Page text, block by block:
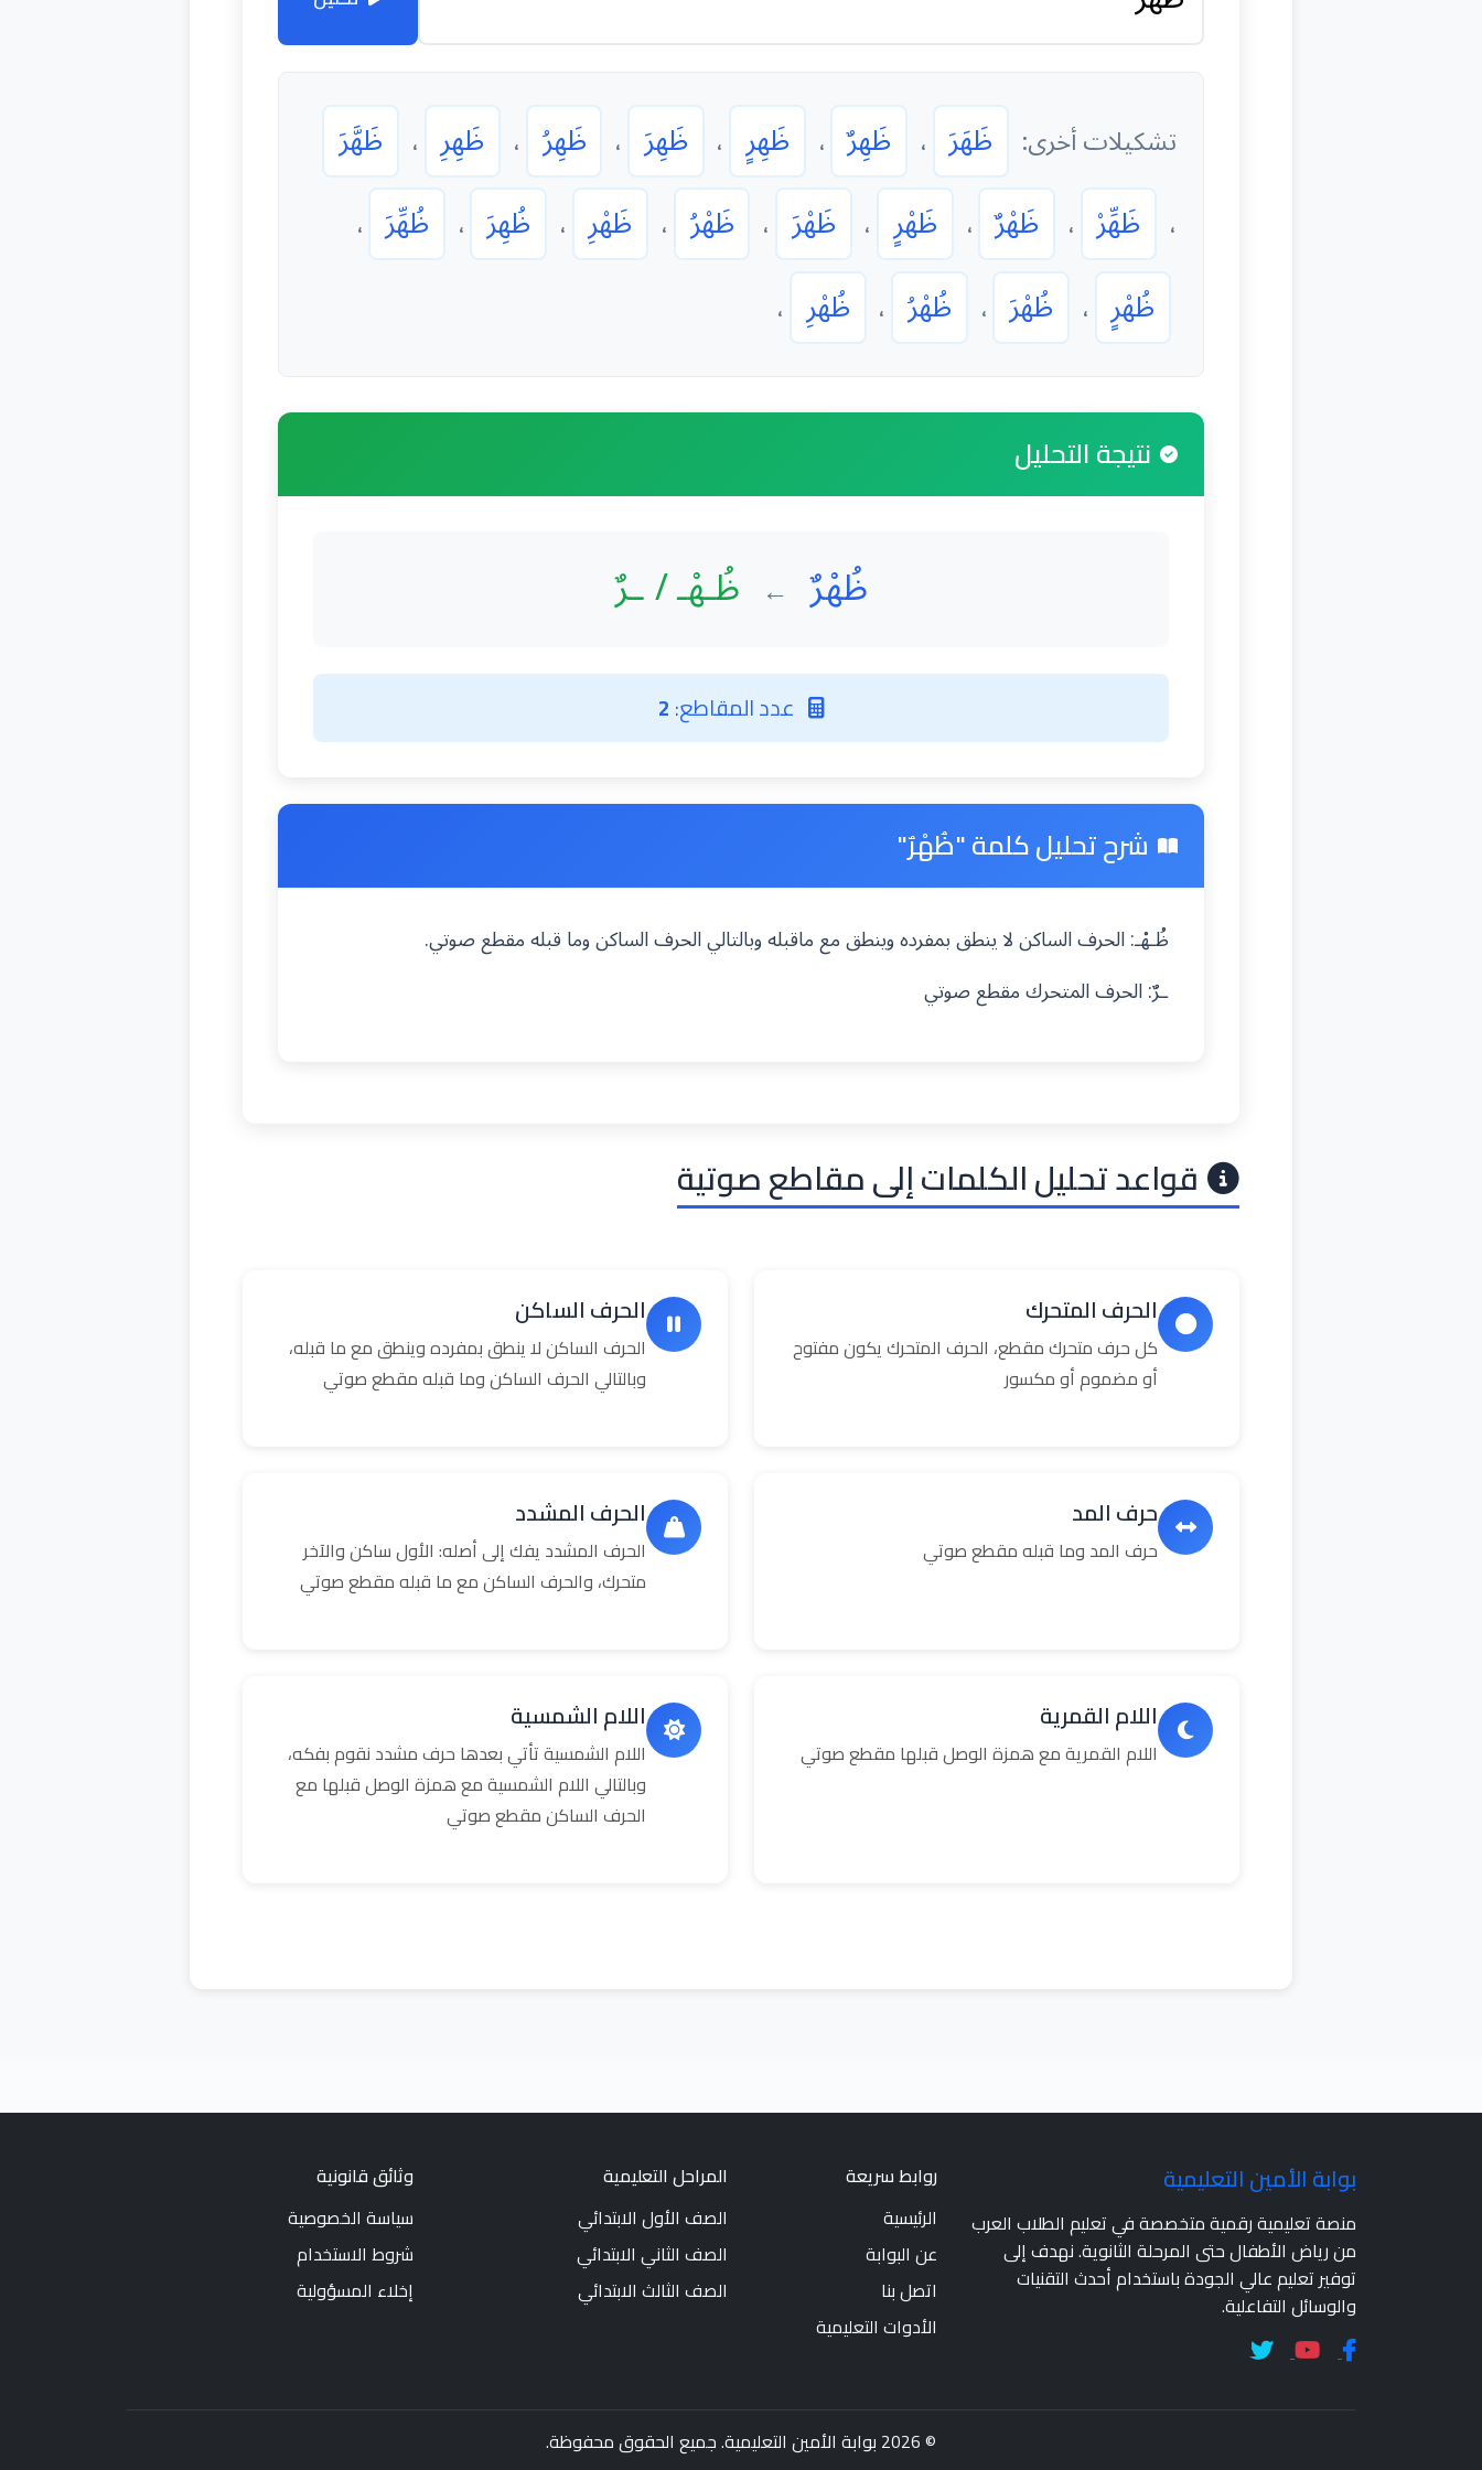
تشكيلات أخرى: ظَهَرَ ، ظَهِرٌ ، ظَهِرٍ ، ظَهِرَ ، ظَهِرُ ، ظَهِرِ ، ظَهَّرَ
، ظَهِّرْ ، ظَهْرٌ ، ظَهْرٍ ، ظَهْرَ ، ظَهْرُ ، ظَهْرِ ، ظُهِرَ ، ظُهِّرَ ،
ظُهْرٍ ، ظُهْرَ ، ظُهْرُ ، ظُهْرِ ،
نتيجة التحليل
ظُهْرٌ ← ظُـهْـ / ـرٌ
عدد المقاطع:2
شرح تحليل كلمة "ظُهْرٌ"
ظُـهْـ: الحرف الساكن لا ينطق بمفرده وينطق مع ماقبله وبالتالي الحرف الساكن وما قبله مقطع صوتي.
ـرٌ: الحرف المتحرك مقطع صوتي
قواعد تحليل الكلمات إلى مقاطع صوتية
الحرف المتحرك
كل حرف متحرك مقطع، الحرف المتحرك يكون مفتوح
أو مضموم أو مكسور
الحرف الساكن
الحرف الساكن لا ينطق بمفرده وينطق مع ما قبله،
وبالتالي الحرف الساكن وما قبله مقطع صوتي
حرف المد
حرف المد وما قبله مقطع صوتي
الحرف المشدد
الحرف المشدد يفك إلى أصله: الأول ساكن والآخر
متحرك، والحرف الساكن مع ما قبله مقطع صوتي
اللام القمرية
اللام القمرية مع همزة الوصل قبلها مقطع صوتي
اللام الشمسية
اللام الشمسية تأتي بعدها حرف مشدد نقوم بفكه،
وبالتالي اللام الشمسية مع همزة الوصل قبلها مع
الحرف الساكن مقطع صوتي
بوابة الأمين التعليمية
منصة تعليمية رقمية متخصصة في تعليم الطلاب العرب
من رياض الأطفال حتى المرحلة الثانوية. نهدف إلى
توفير تعليم عالي الجودة باستخدام أحدث التقنيات
والوسائل التفاعلية.
روابط سريعة
الرئيسية
عن البوابة
اتصل بنا
الأدوات التعليمية
المراحل التعليمية
الصف الأول الابتدائي
الصف الثاني الابتدائي
الصف الثالث الابتدائي
وثائق قانونية
سياسة الخصوصية
شروط الاستخدام
إخلاء المسؤولية
© 2026 بوابة الأمين التعليمية. جميع الحقوق محفوظة.